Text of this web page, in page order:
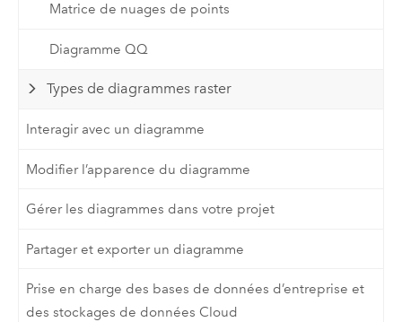
Matrice de nuages de points
Diagramme QQ
Types de diagrammes raster
Interagir avec un diagramme
Modifier l’apparence du diagramme
Gérer les diagrammes dans votre projet
Partager et exporter un diagramme
Prise en charge des bases de données d’entreprise et
des stockages de données Cloud